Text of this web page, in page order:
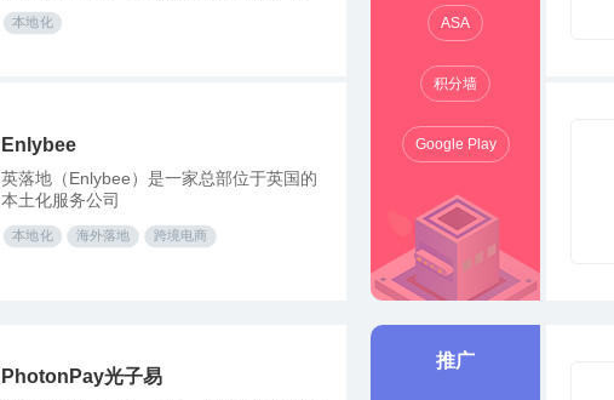
视频制作等。
本地化
Enlybee
英落地（Enlybee）是一家总部位于英国的
本土化服务公司
本地化 海外落地 跨境电商
ASA
积分墙
Google Play
PhotonPay光子易
推广